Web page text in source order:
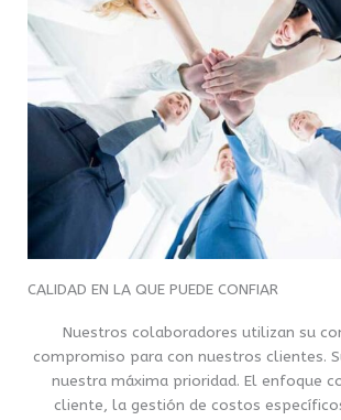
CALIDAD EN LA QUE PUEDE CONFIAR
Nuestros colaboradores utilizan su
compromiso para con nuestros clientes.
nuestra máxima prioridad. El enfoque
cliente, la gestión de costos